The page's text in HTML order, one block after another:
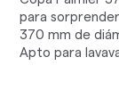
para
370 mm de
Apto para